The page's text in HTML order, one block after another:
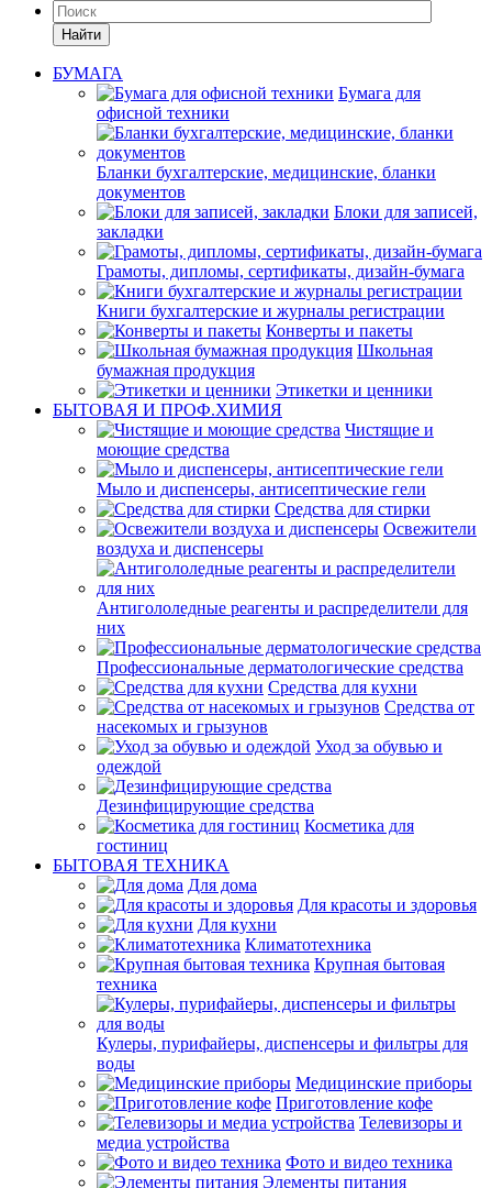
Найти
БУМАГА
Бумага для
офисной техники
Бланки бухгалтерские, медицинские, бланки
документов
Блоки для записей,
закладки
Грамоты, дипломы, сертификаты, дизайн-бумага
Книги бухгалтерские и журналы регистрации
Конверты и пакеты
Школьная
бумажная продукция
Этикетки и ценники
БЫТОВАЯ И ПРОФ.ХИМИЯ
Чистящие и
моющие средства
Мыло и диспенсеры, антисептические гели
Средства для стирки
Освежители
воздуха и диспенсеры
Антигололедные реагенты и распределители для
них
Профессиональные дерматологические средства
Средства для кухни
Средства от
насекомых и грызунов
Уход за обувью и
одеждой
Дезинфицирующие средства
Косметика для
гостиниц
БЫТОВАЯ ТЕХНИКА
Для дома
Для красоты и здоровья
Для кухни
Климатотехника
Крупная бытовая
техника
Кулеры, пурифайеры, диспенсеры и фильтры для
воды
Медицинские приборы
Приготовление кофе
Телевизоры и
медиа устройства
Фото и видео техника
Элементы питания